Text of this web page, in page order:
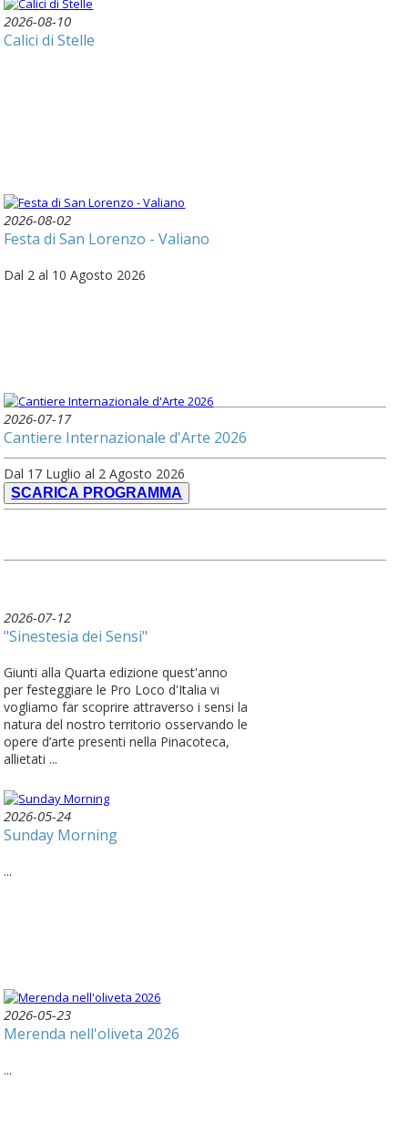
2026-08-10
Calici di Stelle
2026-08-02
Festa di San Lorenzo - Valiano
Dal 2 al 10 Agosto 2026
2026-07-17
Cantiere Internazionale d'Arte 2026
Dal 17 Luglio al 2 Agosto 2026
SCARICA PROGRAMMA
2026-07-12
"Sinestesia dei Sensi"
Giunti alla Quarta edizione quest'anno
per festeggiare le Pro Loco d'Italia vi
vogliamo far scoprire attraverso i sensi la
natura del nostro territorio osservando le
opere d’arte presenti nella Pinacoteca,
allietati ...
2026-05-24
Sunday Morning
...
2026-05-23
Merenda nell'oliveta 2026
...